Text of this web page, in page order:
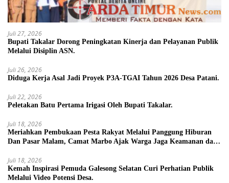
Juli 27, 2026
Bupati Takalar Dorong Peningkatan Kinerja dan Pelayanan Publik
Melalui Disiplin ASN.
Juli 26, 2026
Diduga Kerja Asal Jadi Proyek P3A-TGAI Tahun 2026 Desa Patani.
Juli 22, 2026
Peletakan Batu Pertama Irigasi Oleh Bupati Takalar.
Juli 18, 2026
Meriahkan Pembukaan Pesta Rakyat Melalui Panggung Hiburan
Dan Pasar Malam, Camat Marbo Ajak Warga Jaga Keamanan dan
Juli 18, 2026
Kemah Inspirasi Pemuda Galesong Selatan Curi Perhatian Publik
Melalui Video Potensi Desa.